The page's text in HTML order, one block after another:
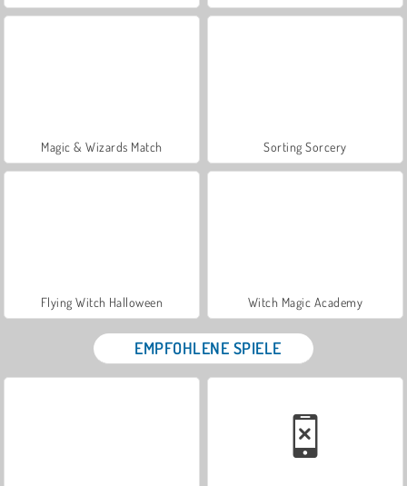
Magic & Wizards Match Sorting Sorcery
Flying Witch Halloween Witch Magic Academy
EMPFOHLENE SPIELE